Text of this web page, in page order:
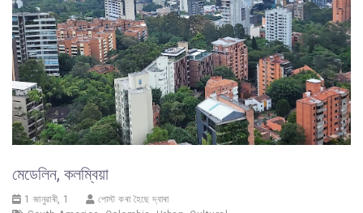
মেডেলিন, কলম্বিয়া
1 জানুৱাৰী, 1
পোস্ট কৰা হৈছে দ্বাৰা